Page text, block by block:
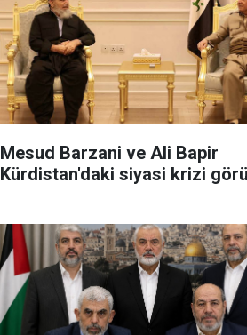
Mesud Barzani ve Ali Bapir
Kürdistan'daki siyasi krizi